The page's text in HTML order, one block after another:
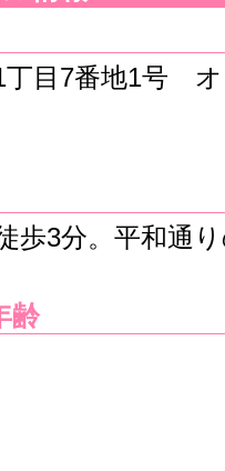
丁目7番地1号
歩3分。平和通
齢